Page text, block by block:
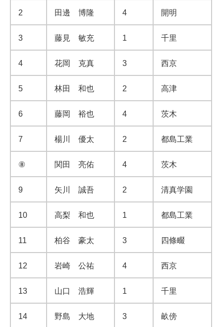
2 田邊 博隆 4 開明
3 藤見 敏充 1 千里
4 花岡 克真 3 西京
5 林田 和也 2 高津
6 藤岡 裕也 4 茨木
7 楊川 優太 2 都島工業
⑧ 関田 亮佑 4 茨木
9 矢川 誠吾 2 清真学園
10 高梨 和也 1 都島工業
11 柏谷 豪太 3 四條畷
12 岩崎 公祐 4 西京
13 山口 浩輝 1 千里
14 野島 大地 3 畝傍